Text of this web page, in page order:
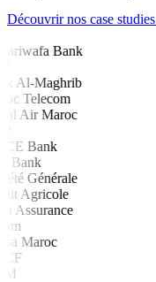
Découvrir nos case studies
Bank
Al-Maghrib
Telecom
Air Maroc
Bank
Bank
Générale
Agricole
Assurance
Maroc